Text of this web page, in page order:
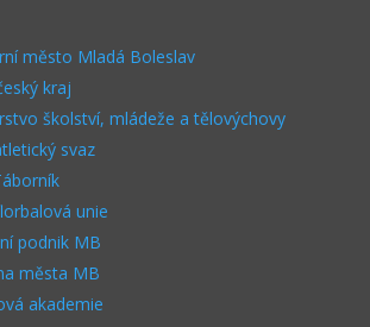
město Mladá Boleslav
kraj
školství, mládeže a tělovýchovy
svaz
unie
podnik MB
města MB
akademie